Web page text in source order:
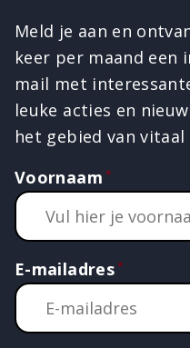
Meld je aan en
keer per maand een
mail met
leuke acties en
het gebied van vitaal
Voornaam
E-mailadres